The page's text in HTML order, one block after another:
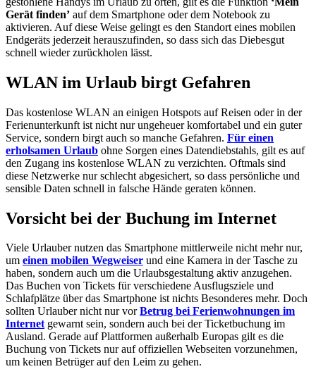
Gerät finden’ auf dem Smartphone oder dem Notebook zu
aktivieren. Auf diese Weise gelingt es den Standort eines mobilen
Endgeräts jederzeit herauszufinden, so dass sich das Diebesgut
schnell wieder zurückholen lässt.
WLAN im Urlaub birgt Gefahren
Das kostenlose WLAN an einigen Hotspots auf Reisen oder in der
Ferienunterkunft ist nicht nur ungeheuer komfortabel und ein guter
Service, sondern birgt auch so manche Gefahren. Für einen
erholsamen Urlaub ohne Sorgen eines Datendiebstahls, gilt es auf
den Zugang ins kostenlose WLAN zu verzichten. Oftmals sind
diese Netzwerke nur schlecht abgesichert, so dass persönliche und
sensible Daten schnell in falsche Hände geraten können.
Vorsicht bei der Buchung im Internet
Viele Urlauber nutzen das Smartphone mittlerweile nicht mehr nur,
um einen mobilen Wegweiser und eine Kamera in der Tasche zu
haben, sondern auch um die Urlaubsgestaltung aktiv anzugehen.
Das Buchen von Tickets für verschiedene Ausflugsziele und
Schlafplätze über das Smartphone ist nichts Besonderes mehr. Doch
sollten Urlauber nicht nur vorBetrug bei Ferienwohnungen im
Internetgewarnt sein, sondern auch bei der Ticketbuchung im
Ausland. Gerade auf Plattformen außerhalb Europas gilt es die
Buchung von Tickets nur auf offiziellen Webseiten vorzunehmen,
um keinen Betrüger auf den Leim zu gehen.